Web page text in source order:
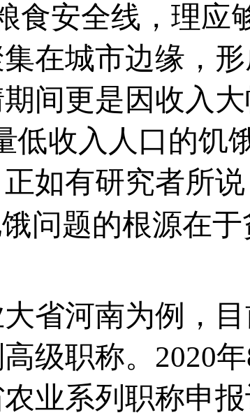
食安全线，理应
在城市边缘，
间更是因收入
低收入人口的饥
如有研究者所
问题的根源在于
河南为例，目
级职称。2020
业系列职称申